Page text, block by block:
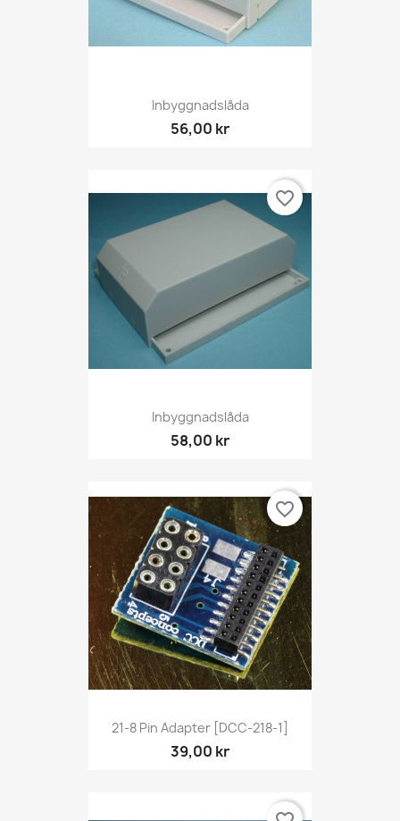
Inbyggnadslåda
56,00 kr
Inbyggnadslåda
58,00 kr
favorite_border
21-8 Pin Adapter [DCC-218-1]
39,00 kr
favorite_border